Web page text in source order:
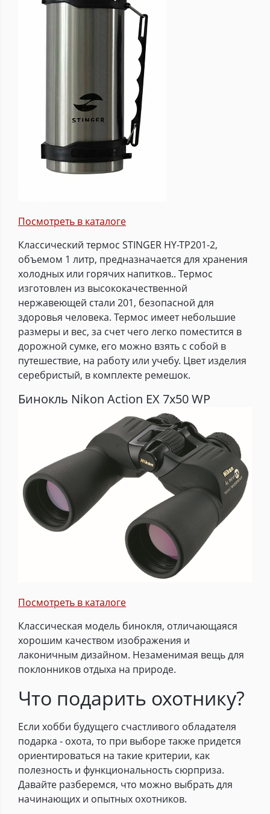
Посмотреть в каталоге
Классический термос STINGER HY-TP201-2,
объемом 1 литр, предназначается для хранения
холодных или горячих напитков.. Термос
изготовлен из высококачественной
нержавеющей стали 201, безопасной для
здоровья человека. Термос имеет небольшие
размеры и вес, за счет чего легко поместится в
дорожной сумке, его можно взять с собой в
путешествие, на работу или учебу. Цвет изделия
серебристый, в комплекте ремешок.
Бинокль Nikon Action EX 7x50 WP
Посмотреть в каталоге
Классическая модель бинокля, отличающаяся
хорошим качеством изображения и
лаконичным дизайном. Незаменимая вещь для
поклонников отдыха на природе.
Что подарить охотнику?
Если хобби будущего счастливого обладателя
подарка - охота, то при выборе также придется
ориентироваться на такие критерии, как
полезность и функциональность сюрприза.
Давайте разберемся, что можно выбрать для
начинающих и опытных охотников.